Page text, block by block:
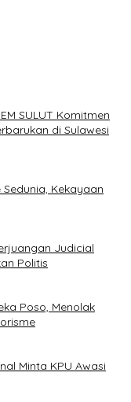
SULUT Komitmen
di Sulawesi
Kekayaan
Judicial
Politis
Poso, Menolak
Minta KPU Awasi